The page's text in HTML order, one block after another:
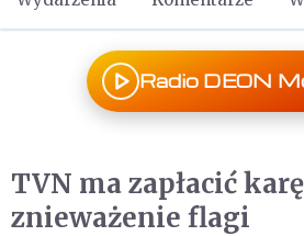
Radio DEON
TVN ma zapłacić
znieważenie flagi